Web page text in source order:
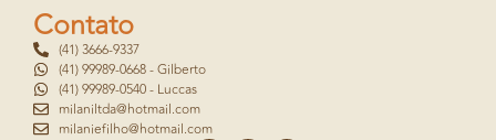
Contato
(41) 3666-9337
(41) 99989-0668 - Gilberto
(41) 99989-0540 - Luccas
milaniltda@hotmail.com
milaniefilho@hotmail.com